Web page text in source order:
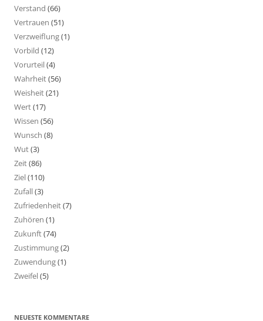
Verstand (66)
Vertrauen (51)
Verzweiflung(1)
Vorbild (12)
Vorurteil(4)
Wahrheit(56)
Weisheit(21)
Wert(17)
Wissen (56)
Wunsch (8)
Wut(3)
Zeit(86)
Ziel(110)
Zufall(3)
Zufriedenheit(7)
Zuhören (1)
Zukunft(74)
Zustimmung(2)
Zuwendung(1)
Zweifel(5)
NEUESTE KOMMENTARE